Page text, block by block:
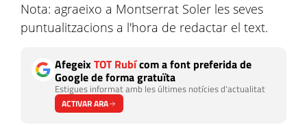
Nota: agraeixo a Montserrat Soler les seves
puntualitzacions a l'hora de redactar el text.
AfegeixTOT Rubícom a font preferida de
Google de forma gratuïta
Estigues informat amb les últimes notícies d'actualitat
ACTIVAR ARA